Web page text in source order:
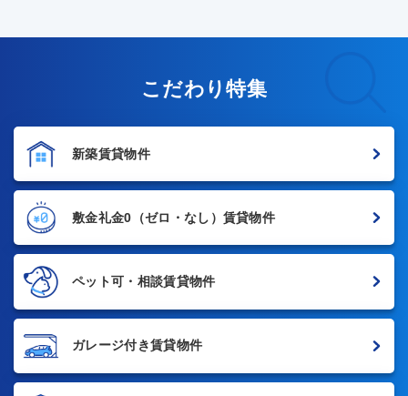
こだわり特集
新築賃貸物件
敷金礼金0 （ゼロ・なし）賃貸物件
ペット可・相談賃貸物件
ガレージ付き賃貸物件